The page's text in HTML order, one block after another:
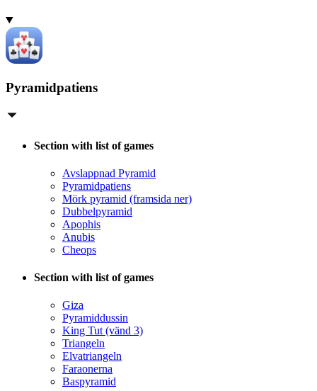
Pyramidpatiens
Section with list of games
Avslappnad Pyramid
Pyramidpatiens
Mörk pyramid (framsida ner)
Dubbelpyramid
Apophis
Anubis
Cheops
Section with list of games
Giza
Pyramiddussin
King Tut (vänd 3)
Triangeln
Elvatriangeln
Faraonerna
Baspyramid